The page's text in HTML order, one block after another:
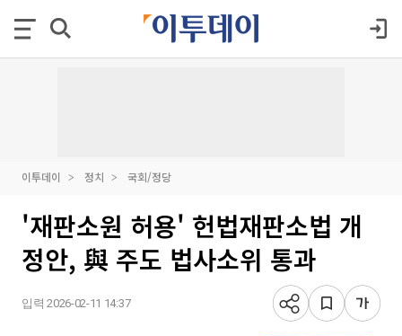
이투데이 정치 국회/정당
'재판소원 허용' 헌법재판소법 개
정안, 與 주도 법사소위 통과
입력 2026-02-11 14:37